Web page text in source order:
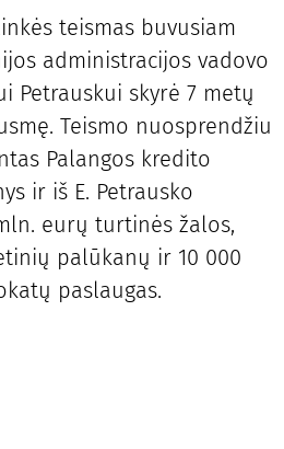
teismas buvusiam
administracijos vadovo
Petrauskui skyrė 7 metų
Teismo nuosprendžiu
Palangos kredito
ir iš E. Petrausko
eurų turtinės žalos,
palūkanų ir 10 000
paslaugas.